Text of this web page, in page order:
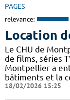
PAGES
relevance:
Location
Le CHU de
de films, séries
Montpellier a
bâtiments et la
18/02/2026 15:25